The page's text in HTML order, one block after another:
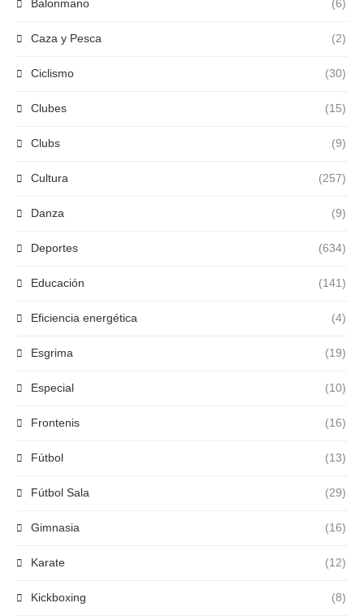
Balonmano (6)
Caza y Pesca (2)
Ciclismo (30)
Clubes (15)
Clubs (9)
Cultura (257)
Danza (9)
Deportes (634)
Educación (141)
Eficiencia energética (4)
Esgrima (19)
Especial (10)
Frontenis (16)
Fútbol (13)
Fútbol Sala (29)
Gimnasia (16)
Karate (12)
Kickboxing (8)